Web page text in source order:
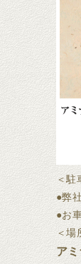
＜駐
●弊
●お
＜場
ア